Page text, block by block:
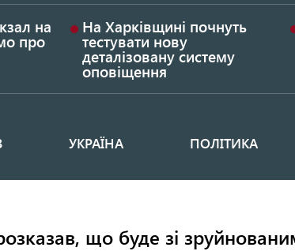
на
про
На Харківщині почнуть
тестувати нову
деталізовану систему
оповіщення
УКРАЇНА ПОЛІТИКА
що буде зі